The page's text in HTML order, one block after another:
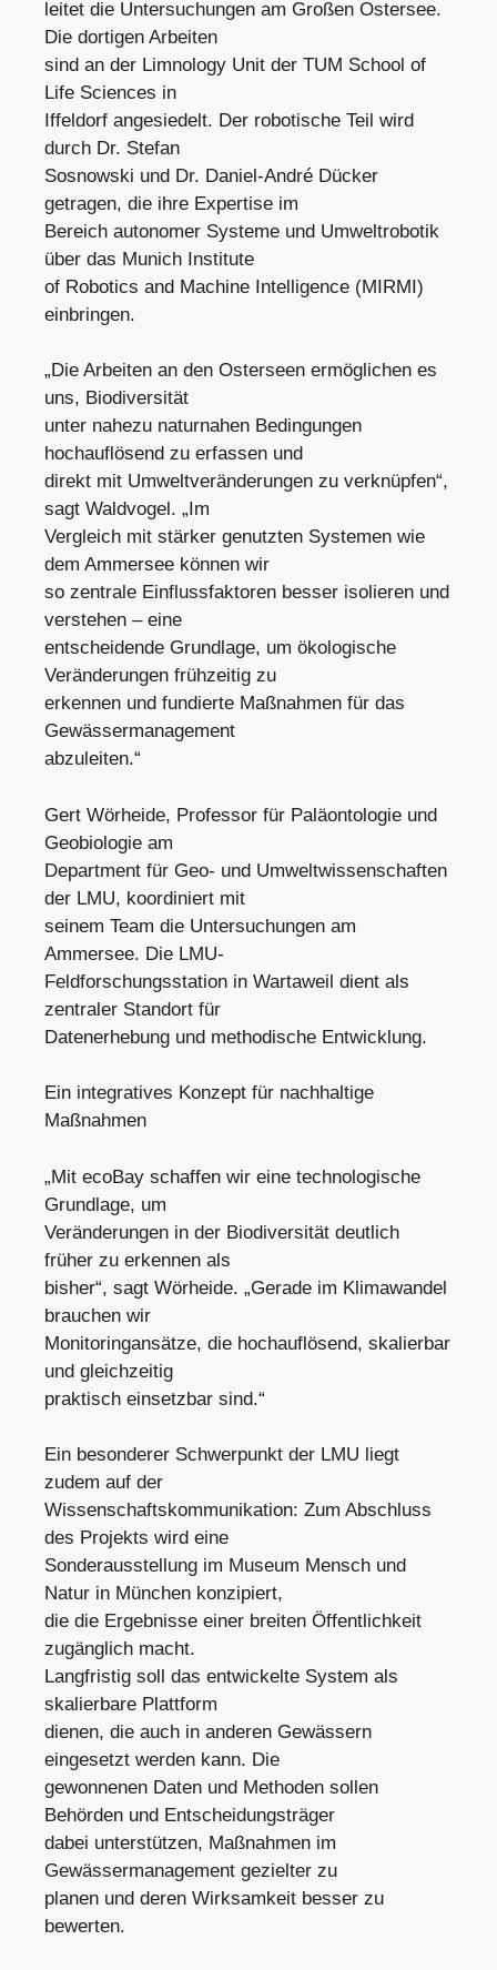
leitet die Untersuchungen am Großen Ostersee.
Die dortigen Arbeiten
sind an der Limnology Unit der TUM School of
Life Sciences in
Iffeldorf angesiedelt. Der robotische Teil wird
durch Dr. Stefan
Sosnowski und Dr. Daniel-André Dücker
getragen, die ihre Expertise im
Bereich autonomer Systeme und Umweltrobotik
über das Munich Institute
of Robotics and Machine Intelligence (MIRMI)
einbringen.
„Die Arbeiten an den Osterseen ermöglichen es
uns, Biodiversität
unter nahezu naturnahen Bedingungen
hochauflösend zu erfassen und
direkt mit Umweltveränderungen zu verknüpfen“,
sagt Waldvogel. „Im
Vergleich mit stärker genutzten Systemen wie
dem Ammersee können wir
so zentrale Einflussfaktoren besser isolieren und
verstehen – eine
entscheidende Grundlage, um ökologische
Veränderungen frühzeitig zu
erkennen und fundierte Maßnahmen für das
Gewässermanagement
abzuleiten.“
Gert Wörheide, Professor für Paläontologie und
Geobiologie am
Department für Geo- und Umweltwissenschaften
der LMU, koordiniert mit
seinem Team die Untersuchungen am
Ammersee. Die LMU-
Feldforschungsstation in Wartaweil dient als
zentraler Standort für
Datenerhebung und methodische Entwicklung.
Ein integratives Konzept für nachhaltige
Maßnahmen
„Mit ecoBay schaffen wir eine technologische
Grundlage, um
Veränderungen in der Biodiversität deutlich
früher zu erkennen als
bisher“, sagt Wörheide. „Gerade im Klimawandel
brauchen wir
Monitoringansätze, die hochauflösend, skalierbar
und gleichzeitig
praktisch einsetzbar sind.“
Ein besonderer Schwerpunkt der LMU liegt
zudem auf der
Wissenschaftskommunikation: Zum Abschluss
des Projekts wird eine
Sonderausstellung im Museum Mensch und
Natur in München konzipiert,
die die Ergebnisse einer breiten Öffentlichkeit
zugänglich macht.
Langfristig soll das entwickelte System als
skalierbare Plattform
dienen, die auch in anderen Gewässern
eingesetzt werden kann. Die
gewonnenen Daten und Methoden sollen
Behörden und Entscheidungsträger
dabei unterstützen, Maßnahmen im
Gewässermanagement gezielter zu
planen und deren Wirksamkeit besser zu
bewerten.